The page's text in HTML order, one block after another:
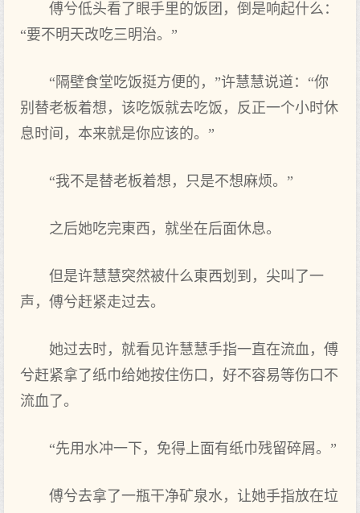
傅兮低头看了眼手里的饭团，倒是响起什么：
“要不明天改吃三明治。”
“隔壁食堂吃饭挺方便的，”许慧慧说道：“你
别替老板着想，该吃饭就去吃饭，反正一个小时休
息时间，本来就是你应该的。”
“我不是替老板着想，只是不想麻烦。”
之后她吃完東西，就坐在后面休息。
但是许慧慧突然被什么東西划到，尖叫了一
声，傅兮赶紧走过去。
她过去时，就看见许慧慧手指一直在流血，傅
兮赶紧拿了纸巾给她按住伤口，好不容易等伤口不
流血了。
“先用水冲一下，免得上面有纸巾残留碎屑。”
傅兮去拿了一瓶干净矿泉水，让她手指放在垃